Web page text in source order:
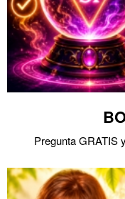
Pregunta GRATIS